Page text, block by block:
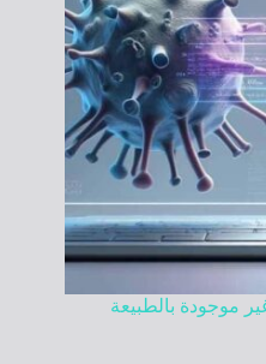
موجودة بالطبيعة